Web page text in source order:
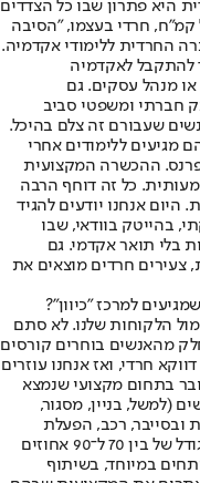
היא פתרון שבו כל הצדדים
קמ"ח, חרדי בעצמו, "הסיבה
החרדית ללימודי אקדמיה.
להתקבל לאקדמיה
מנהל עסקים. גם
חברתי ומשפטי סביב
שעבורם זה צלם בהיכל.
מגיעים ללימודים אחרי
ההכשרה המקצועית
כל זה דוחף הרבה
אנחנו יודעים להגיד
בהייטק בוודאי, שבו
בלי תואר אקדמי. גם
צעירים חרדים מוצאים את
למרכז "כיוון"?
הלקוחות שלנו. לא סתם
מהאנשים בוחרים קורסים
חרדי, ואז אנחנו עוזרים
בתחום מקצועי שנמצא
(למשל, בניין, מסגור,
ובסייבר, רכב, הפעלת
מכונות, מחשבים). המימון יכול להגיע לסדר גודל של בין 70 ל־90 אחוזים
במיוחד, בשיתוף